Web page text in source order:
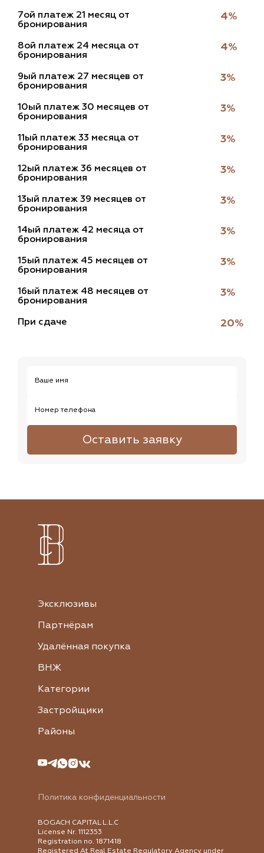
7ой платеж 21 месяц от
бронирования
4%
8ой платеж 24 месяца от
бронирования
4%
9ый платеж 27 месяцев от
бронирования
3%
10ый платеж 30 месяцев от
бронирования
3%
11ый платеж 33 месяца от
бронирования
3%
12ый платеж 36 месяцев от
бронирования
3%
13ый платеж 39 месяцев от
бронирования
3%
14ый платеж 42 месяца от
бронирования
3%
15ый платеж 45 месяцев от
бронирования
3%
16ый платеж 48 месяцев от
бронирования
3%
при сдаче 20%
Ваше имя
Номер телефона
Оставить заявку
Эксклюзивы
Партнёрам
Удалённая покупка
ВНЖ
Категории
Застройщики
Районы
BOGACH CAPITAL L.L.C
License Nr. 1112353
Registration no. 1871418
Registered At Real Estate Regulatory Agency under
Политика конфиденциальности